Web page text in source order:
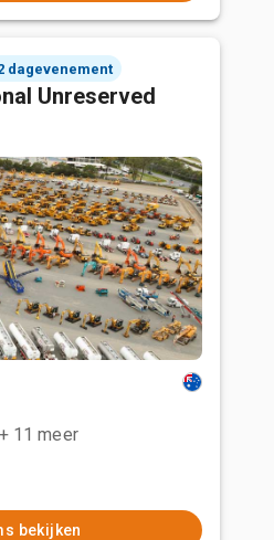
dagevenement
Unreserved
+ 11 meer
bekijken